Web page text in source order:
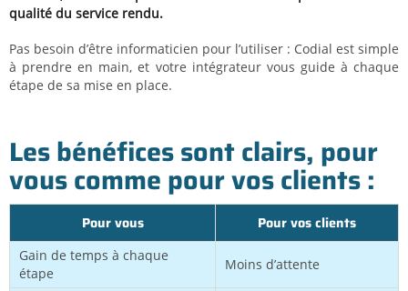
qualité du service rendu.
Pas besoin d’être informaticien pour l’utiliser : Codial est simple
à prendre en main, et votre intégrateur vous guide à chaque
étape de sa mise en place.
Les bénéfices sont clairs, pour
vous comme pour vos clients :
Pour vous Pour vos clients
Gain de temps à chaque
étape
Moins d’attente